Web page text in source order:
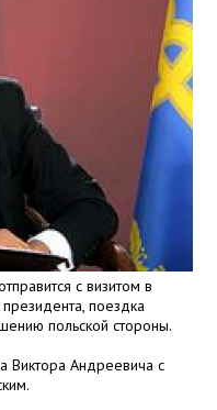
с визитом в
поездка
польской стороны.
Виктора Андреевича с